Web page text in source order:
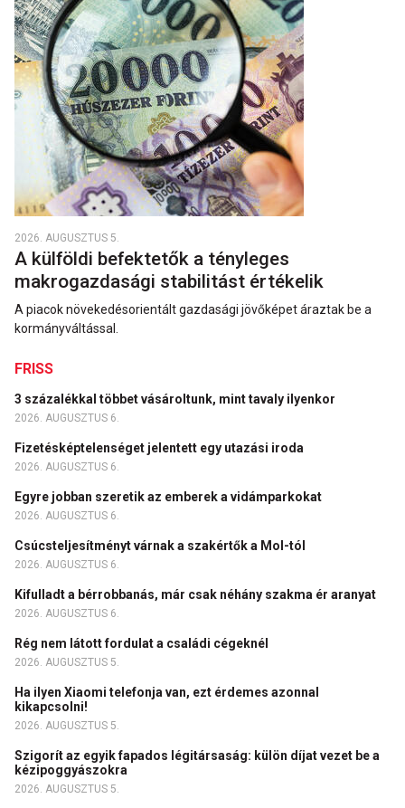
2026. AUGUSZTUS 5.
A külföldi befektetők a tényleges
makrogazdasági stabilitást értékelik
A piacok növekedésorientált gazdasági jövőképet áraztak be a
kormányváltással.
FRISS
3 százalékkal többet vásároltunk, mint tavaly ilyenkor
2026. AUGUSZTUS 6.
Fizetésképtelenséget jelentett egy utazási iroda
2026. AUGUSZTUS 6.
Egyre jobban szeretik az emberek a vidámparkokat
2026. AUGUSZTUS 6.
Csúcsteljesítményt várnak a szakértők a Mol-tól
2026. AUGUSZTUS 6.
Kifulladt a bérrobbanás, már csak néhány szakma ér aranyat
2026. AUGUSZTUS 6.
Rég nem látott fordulat a családi cégeknél
2026. AUGUSZTUS 5.
Ha ilyen Xiaomi telefonja van, ezt érdemes azonnal
kikapcsolni!
2026. AUGUSZTUS 5.
Szigorít az egyik fapados légitársaság: külön díjat vezet be a
kézipoggyászokra
2026. AUGUSZTUS 5.